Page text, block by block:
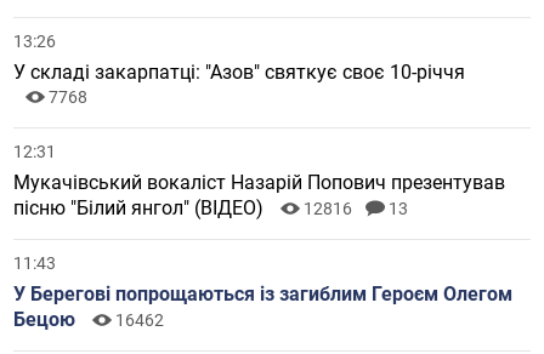
13:26
У складі закарпатці: "Азов" святкує своє 10-річчя
7768
12:31
Мукачівський вокаліст Назарій Попович презентував
пісню "Білий янгол" (ВІДЕО)
12816 13
11:43
У Берегові попрощаються із загиблим Героєм Олегом
Бецою
16462